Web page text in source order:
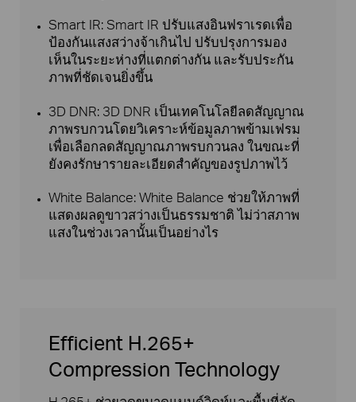
Smart IR: Smart IR ปรับแสงอินฟราเรดเพื่อ
ป้องกันแสงสว่างจ้าเกินไป ปรับปรุงการมอง
เห็นในระยะห่างที่แตกต่างกัน และรับประกัน
ภาพที่ชัดเจนยิ่งขึ้น
3D DNR: 3D DNR เป็นเทคโนโลยีลดสัญญาณ
ภาพรบกวนโดยวิเคราะห์ข้อมูลภาพข้ามเฟรม
เพื่อเลือกลดสัญญาณภาพรบกวนลง ในขณะที่
ยังคงรักษารายละเอียดสำคัญของรูปภาพไว้
White Balance: White Balance ช่วยให้ภาพที่
แสดงผลดูขาวสว่างเป็นธรรมชาติ ไม่ว่าสภาพ
แสงในช่วงเวลานั้นเป็นอย่างไร
Efficient H.265+
Compression Technology